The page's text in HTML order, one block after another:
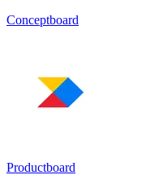
Conceptboard
Productboard